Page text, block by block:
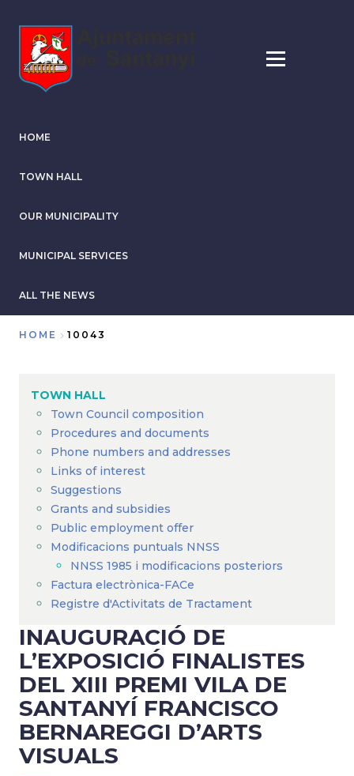
content
HOME
TOWN HALL
OUR MUNICIPALITY
MUNICIPAL SERVICES
ALL THE NEWS
HOME 10043
TOWN HALL
Town Council composition
Procedures and documents
Phone numbers and addresses
Links of interest
Suggestions
Grants and subsidies
Public employment offer
Modificacions puntuals NNSS
NNSS 1985 i modificacions posteriors
Factura electrònica-FACe
Registre d'Activitats de Tractament
INAUGURACIÓ DE
L’EXPOSICIÓ FINALISTES
DEL XIII PREMI VILA DE
SANTANYÍ FRANCISCO
BERNAREGGI D’ARTS
VISUALS